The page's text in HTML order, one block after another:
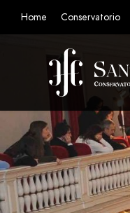
Home Conservatorio